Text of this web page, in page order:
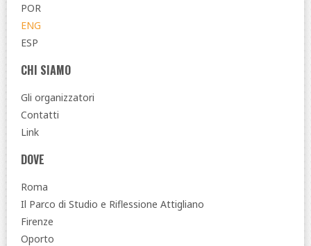
POR
ENG
ESP
CHI SIAMO
Gli organizzatori
Contatti
Link
DOVE
Roma
Il Parco di Studio e Riflessione Attigliano
Firenze
Oporto